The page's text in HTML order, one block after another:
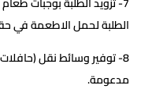
الطلبة لحمل الاطعمة في
8- توفير وسائط نقل
مدعومة.